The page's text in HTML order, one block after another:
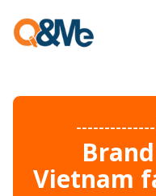
--------------
Vietnam